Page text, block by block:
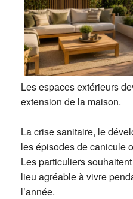
Les espaces extérieurs
extension de la maison.
La crise sanitaire, le
les épisodes de canicule
Les particuliers
lieu agréable à vivre
l’année.